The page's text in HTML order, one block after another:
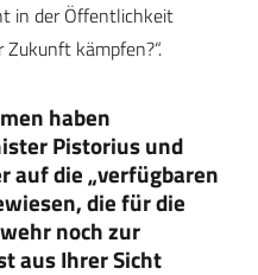
in der Öffentlichkeit
kämpfen?“.
haben
Pistorius und
auf die „verfügbaren
die für die
noch zur
aus Ihrer Sicht